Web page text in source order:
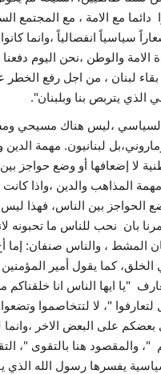
دائما مع الامة ، مع المجتمع
سياسياً انفصالياً ،وانما
والوطن ،نحن اليوم دفعنا
لبنان ، من اجل رفع الخطر
الذي يتربص بنا وبلبنان".
،ليس هناك مسيحي
لبنانيون. مهمة
لا إضعافها أو وضع حواجز
المذاهب والدين ،واذا
الحواجز بين الناس، فهذا ليس
بان نحب للناس ما تحبونه
المشط ، والناس صنفان: إما
الخلق، كما يقول أمير
"يا ايها الناس انا خلقناكم
لتعارفوا "، لا لتتخاصموا
بعضكم على البعض الاخر ،وانما
"، والمقصود هنا بالتقوى "،
يفسرها رسول الله الذي